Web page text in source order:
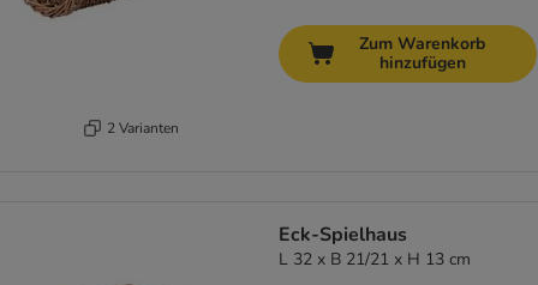
2 Varianten
Zum Warenkorb
hinzufügen
Eck-Spielhaus
L 32 x B 21/21 x H 13 cm